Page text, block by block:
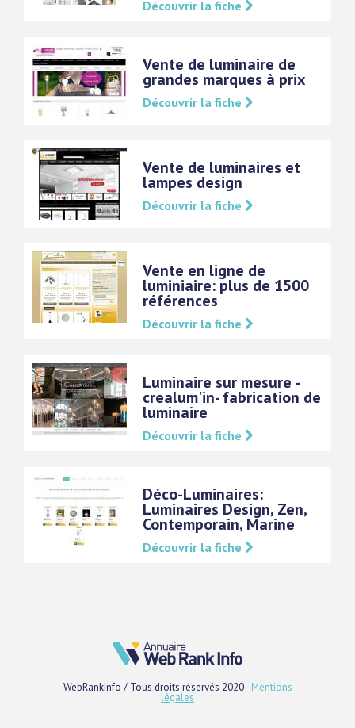
Découvrir la fiche
Vente de luminaire de
grandes marques à prix
Découvrir la fiche
Vente de luminaires et
lampes design
Découvrir la fiche
Vente en ligne de
luminiaire: plus de 1500
références
Découvrir la fiche
Luminaire sur mesure -
crealum'in- fabrication de
luminaire
Découvrir la fiche
Déco-Luminaires:
Luminaires Design, Zen,
Contemporain, Marine
Découvrir la fiche
WebRankInfo / Tous droits réservés 2020 - Mentions
légales